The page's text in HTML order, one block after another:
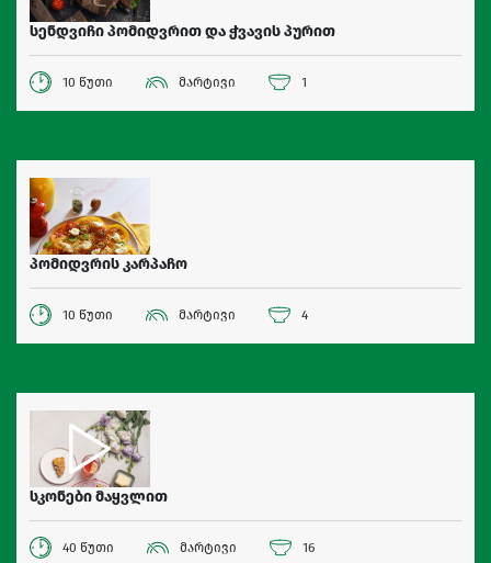
სენდვიჩი პომიდვრით და ჭვავის პურით
10 წუთი მარტივი 1
პომიდვრის კარპაჩო
10 წუთი მარტივი 4
სკონები მაყვლით
40 წუთი მარტივი 16